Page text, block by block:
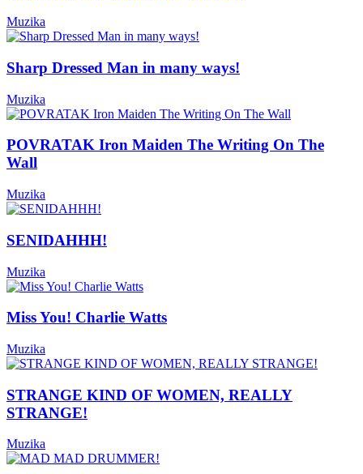
Muzika
Sharp Dressed Man in many ways!
Muzika
POVRATAK Iron Maiden The Writing On The
Wall
Muzika
SENIDAHHH!
Muzika
Miss You! Charlie Watts
Muzika
STRANGE KIND OF WOMEN, REALLY
STRANGE!
Muzika